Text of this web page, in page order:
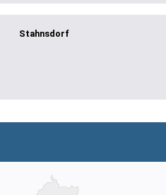
Stahnsdorf